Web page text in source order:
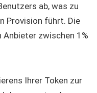
ab, was zu
Provision führt. Die
Anbieter zwischen 1%
Ihrer Token zur